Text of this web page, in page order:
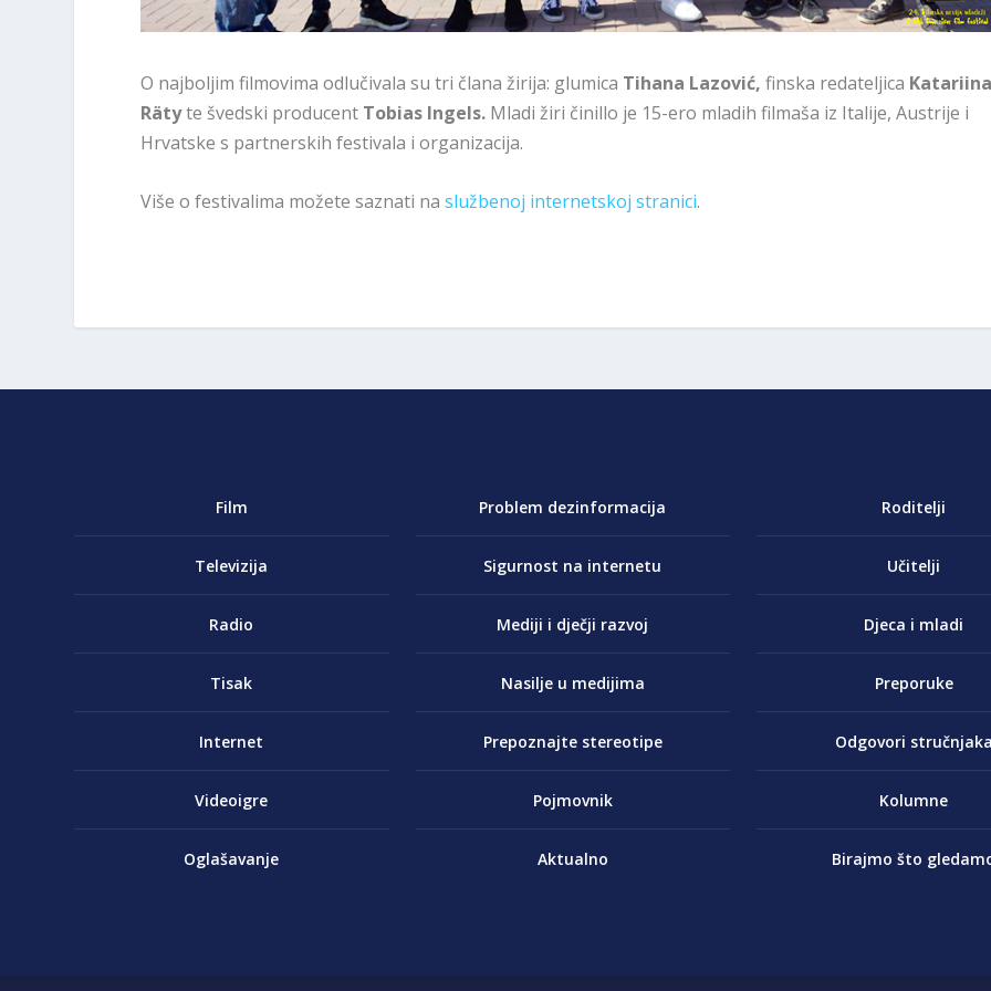
O najboljim filmovima odlučivala su tri člana žirija: glumica Tihana Lazović,finska redateljica
Rätyte švedski producent Tobias Ingels. Mladi žiri činillo je 15-ero mladih filmaša iz Italije, Austrije i
Hrvatske s partnerskih festivala i organizacija.
Više o festivalima možete saznati naslužbenoj internetskoj stranici.
Film
Televizija
Radio
Tisak
Internet
Videoigre
Oglašavanje
Problem dezinformacija
Sigurnost na internetu
Mediji i dječji razvoj
Nasilje u medijima
Prepoznajte stereotipe
Pojmovnik
Aktualno
Roditelji
Učitelji
Djeca i mladi
Preporuke
Odgovori
Kolumne
Birajmo što